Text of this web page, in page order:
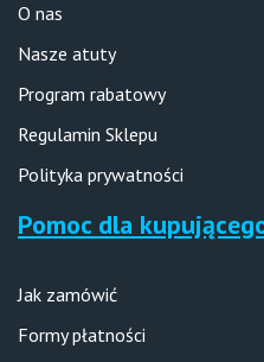
O nas
Nasze atuty
Program rabatowy
Regulamin Sklepu
Polityka prywatności
Pomoc dla
Jak zamówić
Formy płatności